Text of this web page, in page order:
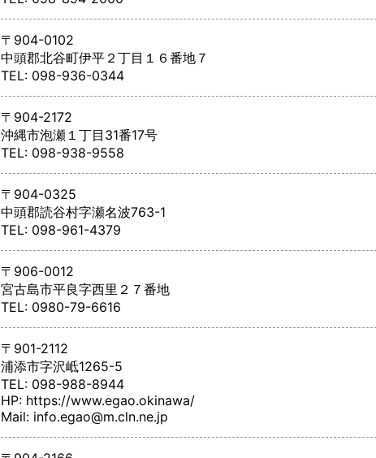
〒904-0102
中頭郡北谷町伊平２丁目１６番地７
TEL: 098-936-0344
〒904-2172
沖縄市泡瀬１丁目31番17号
TEL: 098-938-9558
〒904-0325
中頭郡読谷村字瀬名波763-1
TEL: 098-961-4379
〒906-0012
宮古島市平良字西里２７番地
TEL: 0980-79-6616
〒901-2112
浦添市字沢岻1265-5
TEL: 098-988-8944
HP: https://www.egao.okinawa/
Mail: info.egao@m.cln.ne.jp